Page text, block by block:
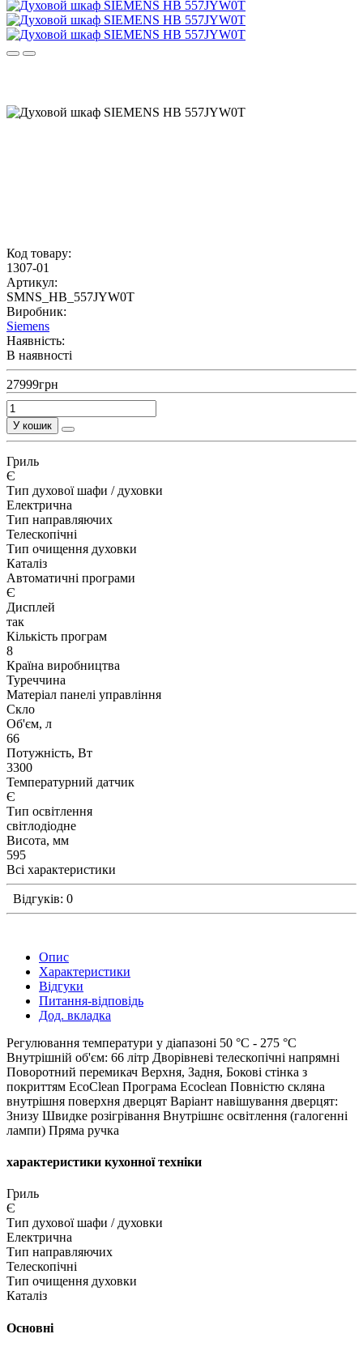
Код товару:
1307-01
Артикул:
SMNS_HB_557JYW0T
Виробник:
Siemens
Наявність:
В наявності
27999грн
У кошик
Гриль
Є
Тип духової шафи / духовки
Електрична
Тип направляючих
Телескопічні
Тип очищення духовки
Каталіз
Автоматичні програми
Є
Дисплей
так
Кількість програм
8
Країна виробництва
Туреччина
Матеріал панелі управління
Скло
Об'єм, л
66
Потужність, Вт
3300
Температурний датчик
Є
Тип освітлення
свiтлодiодне
Висота, мм
595
Всі характеристики
Відгуків: 0
Опис
Характеристики
Відгуки
Питання-відповідь
Дод. вкладка
Pегулювання температури у діапазоні 50 °C - 275 °C
Внутрішній об'єм: 66 літр Дворівневі телескопічні напрямні
Поворотний перемикач Верхня, Задня, Бокові стінка з
покриттям EcoClean Програма Ecoclean Повністю скляна
внутрішня поверхня дверцят Варіант навішування дверцят:
Знизу Швидке розігрівання Внутрішнє освітлення (галогенні
лампи) Пряма ручка
характеристики кухонної техніки
Гриль
Є
Тип духової шафи / духовки
Електрична
Тип направляючих
Телескопічні
Тип очищення духовки
Каталіз
Основні